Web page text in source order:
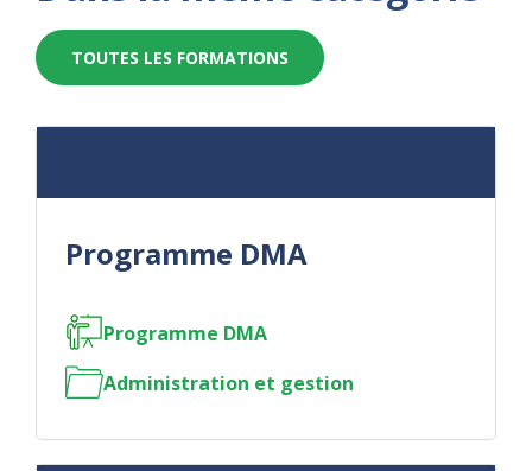
TOUTES LES FORMATIONS
Programme DMA
Programme DMA
Administration et gestion